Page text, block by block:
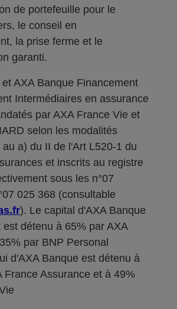
de portefeuille pour le
le conseil en
la prise ferme et le
garanti.
AXA Banque Financement
Intermédiaires en assurance
par AXA France Vie et
selon les modalités
a) du II de l'Art L520-1 du
et inscrits au registre
sous les n°07
025 368 (consultable
). Le capital d'AXA Banque
est détenu à 65% par AXA
par BNP Personal
d'AXA Banque est détenu à
France Assurance et à 49%